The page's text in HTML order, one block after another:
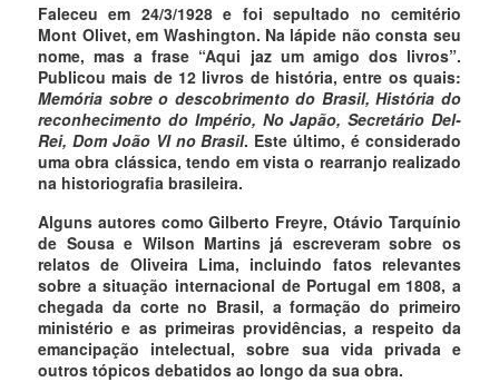
Faleceu em 24/3/1928 e foi sepultado no cemitério
Mont Olivet, em Washington. Na lápide não consta seu
nome, mas a frase “Aqui jaz um amigo dos livros”.
Publicou mais de 12 livros de história, entre os quais:
Memória sobre o descobrimento do Brasil, História do
reconhecimento do Império, No Japão, Secretário Del-
Rei, Dom João VI no Brasil. Este último, é considerado
uma obra clássica, tendo em vista o rearranjo realizado
na historiografia brasileira.
Alguns autores como Gilberto Freyre, Otávio Tarquínio
de Sousa e Wilson Martins já escreveram sobre os
relatos de Oliveira Lima, incluindo fatos relevantes
sobre a situação internacional de Portugal em 1808, a
chegada da corte no Brasil, a formação do primeiro
ministério e as primeiras providências, a respeito da
emancipação intelectual, sobre sua vida privada e
outros tópicos debatidos ao longo da sua obra.